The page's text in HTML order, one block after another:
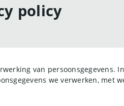
policy
van persoonsgegevens.
we verwerken, met